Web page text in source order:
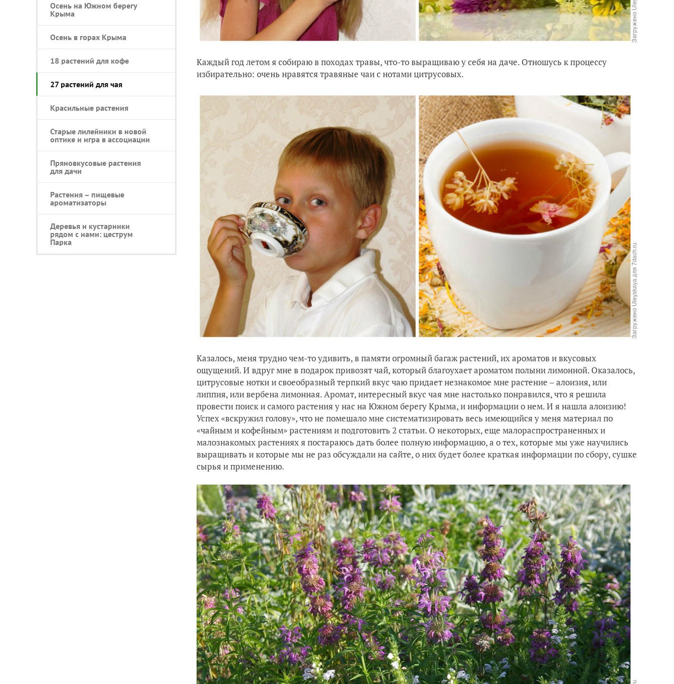
Осень на Южном берегу
Крыма
Осень в горах Крыма
18 растений для кофе
27 растений для чая
Красильные растения
Старые лилейники в новой
оптике и игра в ассоциации
Пряновкусовые растения
для дачи
Растения – пищевые
ароматизаторы
Деревья и кустарники
рядом с нами: цеструм
Парка
Каждый год летом я собираю в походах травы, что-то выращиваю у себя на даче. Отношусь к процессу
избирательно: очень нравятся травяные чаи с нотами цитрусовых.
Казалось, меня трудно чем-то удивить, в памяти огромный багаж растений, их ароматов и вкусовых
ощущений. И вдруг мне в подарок привозят чай, который благоухает ароматом полыни лимонной. Оказалось,
цитрусовые нотки и своеобразный терпкий вкус чаю придает незнакомое мне растение – алоизия, или
липпия, или вербена лимонная. Аромат, интересный вкус чая мне настолько понравился, что я решила
провести поиск и самого растения у нас на Южном берегу Крыма, и информации о нем. И я нашла алоизию!
Успех «вскружил голову», что не помешало мне систематизировать весь имеющийся у меня материал по
«чайным и кофейным» растениям и подготовить 2 статьи. О некоторых, еще малораспространенных и
малознакомых растениях я постараюсь дать более полную информацию, а о тех, которые мы уже научились
выращивать и которые мы не раз обсуждали на сайте, о них будет более краткая информации по сбору, сушке
сырья и применению.